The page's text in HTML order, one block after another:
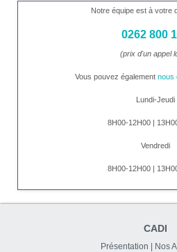
Notre équipe est à votre
0262 800
(prix d'un appel
Vous pouvez également nous
Lundi-Jeudi
8H00-12H00 |
Vendredi
8H00-12H00 |
CADI
Présentation | Nos